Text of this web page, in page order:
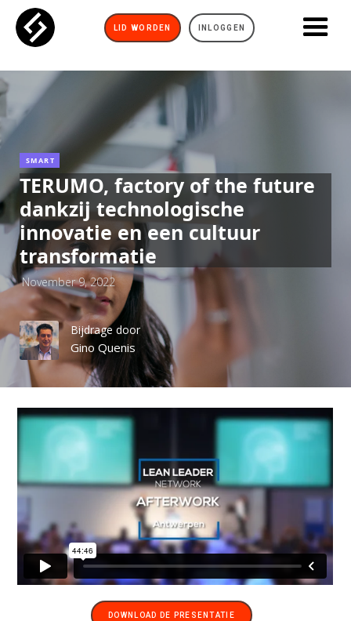
LID WORDEN INLOGGEN
SMART
TERUMO, factory of the future
dankzij technologische
innovatie en een cultuur
transformatie
November 9, 2022
Bijdrage door
Gino Quenis
DOWNLOAD DE PRESENTATIE